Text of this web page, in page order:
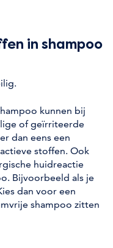
in shampoo
kunnen bij
of geïrriteerde
dan eens een
stoffen. Ook
huidreactie
Bijvoorbeeld als je
dan voor een
shampoo zitten